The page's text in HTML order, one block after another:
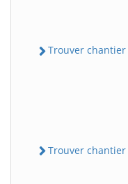
Trouver chantier
Trouver chantier